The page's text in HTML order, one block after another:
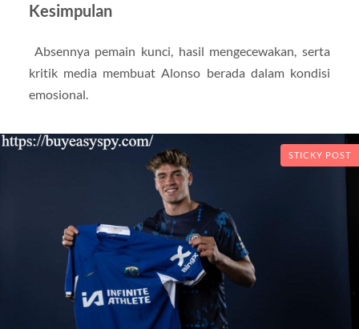
Kesimpulan
Absennya pemain kunci, hasil mengecewakan, serta
kritik media membuat Alonso berada dalam kondisi
emosional.
STICKY POST